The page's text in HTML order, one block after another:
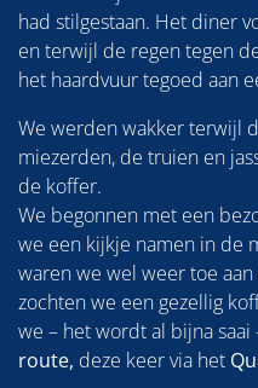
had stilgestaan. Het diner
en terwijl de regen tegen
het haardvuur tegoed aan
We werden wakker terwijl
miezerden, de truien en
de koffer.
We begonnen met een
we een kijkje namen in de
waren we wel weer toe
zochten we een gezellig
we – het wordt al bijna saai
route, deze keer via het